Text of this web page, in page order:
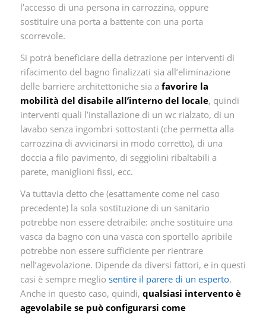
l’accesso di una persona in carrozzina, oppure
sostituire una porta a battente con una porta
scorrevole.
Si potrà beneficiare della detrazione per interventi di
rifacimento del bagno finalizzati sia all’eliminazione
delle barriere architettoniche sia a favorire la
mobilità del disabile all’interno del locale, quindi
interventi quali l’installazione di un wc rialzato, di un
lavabo senza ingombri sottostanti (che permetta alla
carrozzina di avvicinarsi in modo corretto), di una
doccia a filo pavimento, di seggiolini ribaltabili a
parete, maniglioni fissi, ecc.
Va tuttavia detto che (esattamente come nel caso
precedente) la sola sostituzione di un sanitario
potrebbe non essere detraibile: anche sostituire una
vasca da bagno con una vasca con sportello apribile
potrebbe non essere sufficiente per rientrare
nell’agevolazione. Dipende da diversi fattori, e in questi
casi è sempre meglio sentire il parere di un esperto.
Anche in questo caso, quindi, qualsiasi intervento è
agevolabile se può configurarsi come